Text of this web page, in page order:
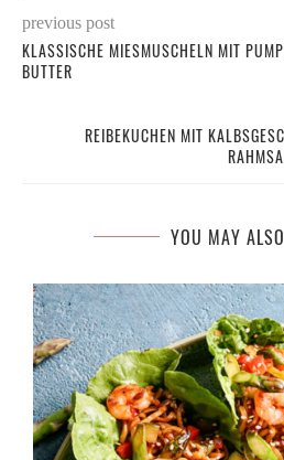
previous post
KLASSISCHE MIESMUSCHELN MIT
BUTTER
REIBEKUCHEN MIT
YOU MAY